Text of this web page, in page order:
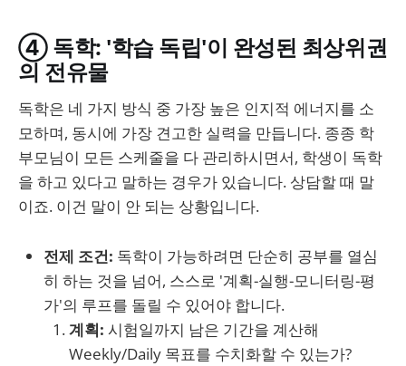
④ 독학: '학습 독립'이 완성된 최상위권
의 전유물
독학은 네 가지 방식 중 가장 높은 인지적 에너지를 소
모하며, 동시에 가장 견고한 실력을 만듭니다. 종종 학
부모님이 모든 스케줄을 다 관리하시면서, 학생이 독학
을 하고 있다고 말하는 경우가 있습니다. 상담할 때 말
이죠. 이건 말이 안 되는 상황입니다.
전제 조건: 독학이 가능하려면 단순히 공부를 열심
히 하는 것을 넘어, 스스로 '계획-실행-모니터링-평
가'의 루프를 돌릴 수 있어야 합니다.
계획: 시험일까지 남은 기간을 계산해
Weekly/Daily 목표를 수치화할 수 있는가?